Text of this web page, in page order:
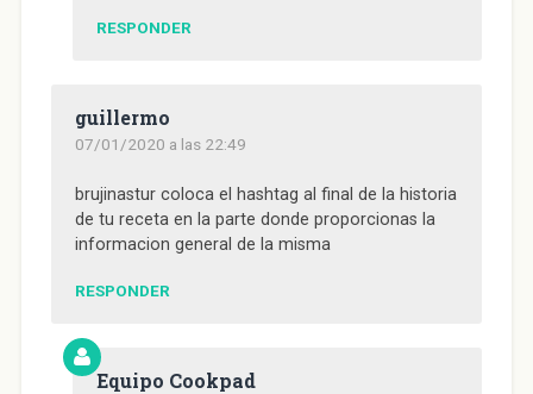
RESPONDER
guillermo
07/01/2020 a las 22:49
brujinastur coloca el hashtag al final de la historia
de tu receta en la parte donde proporcionas la
informacion general de la misma
RESPONDER
Equipo Cookpad